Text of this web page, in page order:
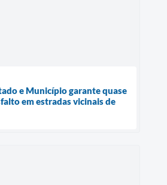
e Município garante quase
em estradas vicinais de